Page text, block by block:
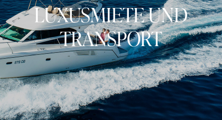
LUXUSMIETE UND
TRANSPORT